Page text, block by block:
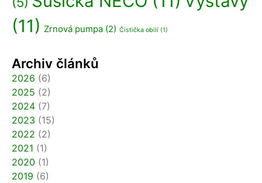
(11) Zrnová pumpa(2) Čistička obilí(1)
Archiv článků
2026 (6)
2025 (2)
2024(7)
2023 (15)
2022 (2)
2021 (1)
2020 (1)
2019 (6)